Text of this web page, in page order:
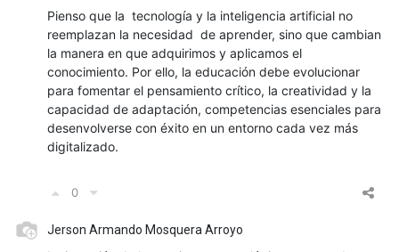
Pienso que la tecnología y la inteligencia artificial no
reemplazan la necesidad de aprender, sino que cambian
la manera en que adquirimos y aplicamos el
conocimiento. Por ello, la educación debe evolucionar
para fomentar el pensamiento crítico, la creatividad y la
capacidad de adaptación, competencias esenciales para
desenvolverse con éxito en un entorno cada vez más
digitalizado.
0
Jerson Armando Mosquera Arroyo